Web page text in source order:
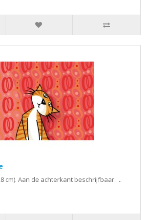
cm). Aan de achterkant beschrijfbaar. ..